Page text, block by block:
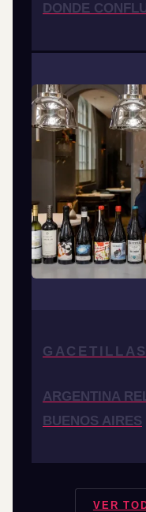
DONDE
GACETILLAS
ARGENTINA
BUENOS AIRES
VER